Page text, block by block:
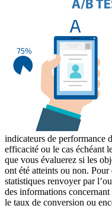
indicateurs de performance
efficacité ou le cas échéant
que vous évaluerez si les
ont été atteints ou non.
statistiques renvoyer par
des informations
le taux de conversion ou